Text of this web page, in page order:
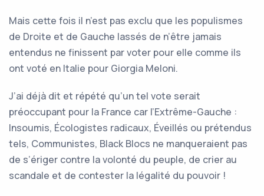
Mais cette fois il n’est pas exclu que les populismes
de Droite et de Gauche lassés de n’être jamais
entendus ne finissent par voter pour elle comme ils
ont voté en Italie pour Giorgia Meloni.
J’ai déjà dit et répété qu’un tel vote serait
préoccupant pour la France car l’Extrême-Gauche :
Insoumis, Écologistes radicaux, Éveillés ou prétendus
tels, Communistes, Black Blocs ne manqueraient pas
de s’ériger contre la volonté du peuple, de crier au
scandale et de contester la légalité du pouvoir !